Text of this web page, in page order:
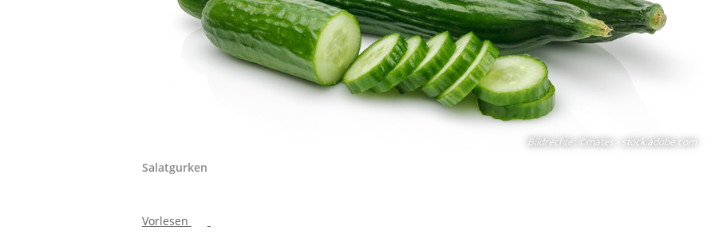
Bildrechte: ©mates - stock.adobe.com
Salatgurken
Vorlesen